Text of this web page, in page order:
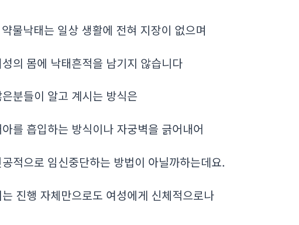
약물낙태는 일상 생활에 전혀 지장이 없으며
의 몸에 낙태흔적을 남기지 않습니다
분들이 알고 계시는 방식은
를 흡입하는 방식이나 자궁벽을 긁어내어
적으로 임신중단하는 방법이 아닐까하는데요.
진행 자체만으로도 여성에게 신체적으로나